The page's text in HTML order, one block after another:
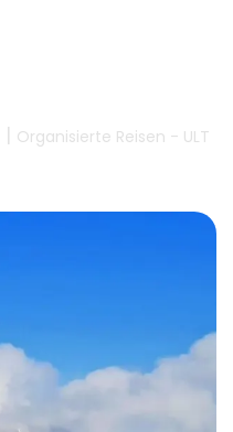
| Organisierte Reisen - ULT